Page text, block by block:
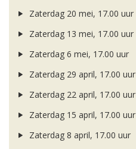
Zaterdag 20 mei, 17.00 uur
Zaterdag 13 mei, 17.00 uur
Zaterdag 6 mei, 17.00 uur
Zaterdag 29 april, 17.00 uur
Zaterdag 22 april, 17.00 uur
Zaterdag 15 april, 17.00 uur
Zaterdag 8 april, 17.00 uur